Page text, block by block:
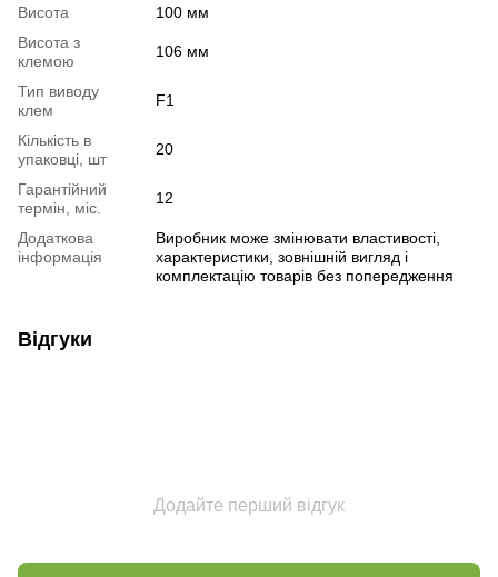
Висота
100 мм
Висота з
клемою
106 мм
Тип виводу
клем
F1
Кількість в
упаковці, шт
20
Гарантійний
термін, міс.
12
Додаткова
інформація
Виробник може змінювати властивості,
характеристики, зовнішній вигляд і
комплектацію товарів без попередження
Відгуки
Додайте перший відгук